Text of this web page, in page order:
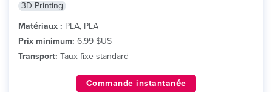
3D Printing
Matériaux : PLA, PLA+
Prix minimum: 6,99 $US
Transport: Taux fixe standard
Commande instantanée